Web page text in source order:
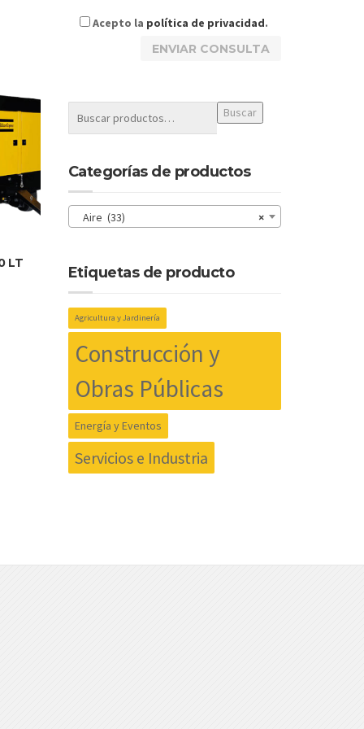
LT
Acepto la política de privacidad.
Buscar
Categorías de productos
×
Aire (33)
Etiquetas de producto
Agricultura y Jardinería
Construcción y
Obras Públicas
Energía y Eventos
Servicios e Industria